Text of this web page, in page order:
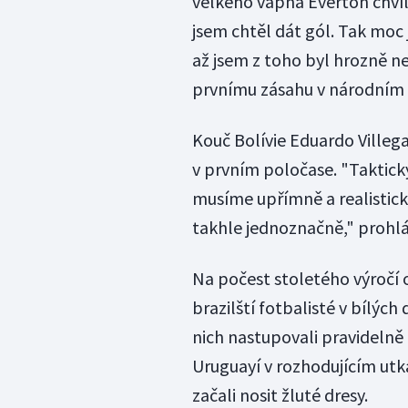
jsem chtěl dát gól. Tak
až jsem z toho byl hrozně
prvnímu zásahu v
Kouč Bolívie Eduardo
v prvním poločase.
musíme upřímně a
takhle jednoznačně,"
Na počest stoletého výročí
brazilští fotbalisté v bílých
nich nastupovali
Uruguayí v rozhodujícím
začali nosit žluté dresy.